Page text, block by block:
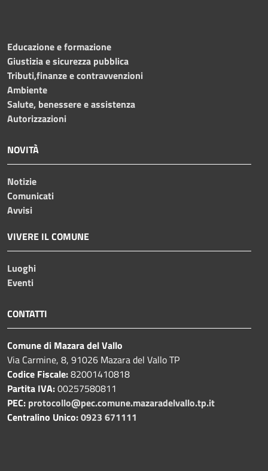
Educazione e formazione
Giustizia e sicurezza pubblica
Tributi,finanze e contravvenzioni
Ambiente
Salute, benessere e assistenza
Autorizzazioni
NOVITÀ
Notizie
Comunicati
Avvisi
VIVERE IL COMUNE
Luoghi
Eventi
CONTATTI
Comune di Mazara del Vallo
Via Carmine, 8, 91026 Mazara del Vallo TP
Codice Fiscale:82001410818
Partita IVA:00257580811
PEC: protocollo@pec.comune.mazaradelvallo.tp.it
Centralino Unico:0923 671111